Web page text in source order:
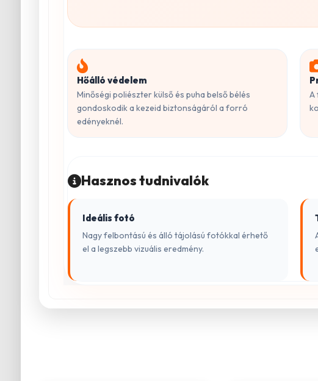
Hőálló védelem
Minőségi poliészter külső és puha belső bélés
gondoskodik a kezeid biztonságáról a forró
edényeknél.
A
Hasznos tudnivalók
Ideális fotó
Nagy felbontású és álló tájolású fotókkal érhető
el a legszebb vizuális eredmény.